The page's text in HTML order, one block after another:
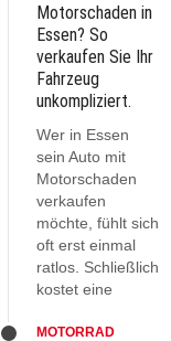
Motorschaden in
Essen? So
verkaufen Sie Ihr
Fahrzeug
unkompliziert.
Wer in Essen
sein Auto mit
Motorschaden
verkaufen
möchte, fühlt sich
oft erst einmal
ratlos. Schließlich
kostet eine
MOTORRAD